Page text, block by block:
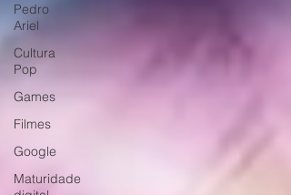
Pedro
Ariel
Cultura
Pop
Games
Filmes
Google
Maturidade